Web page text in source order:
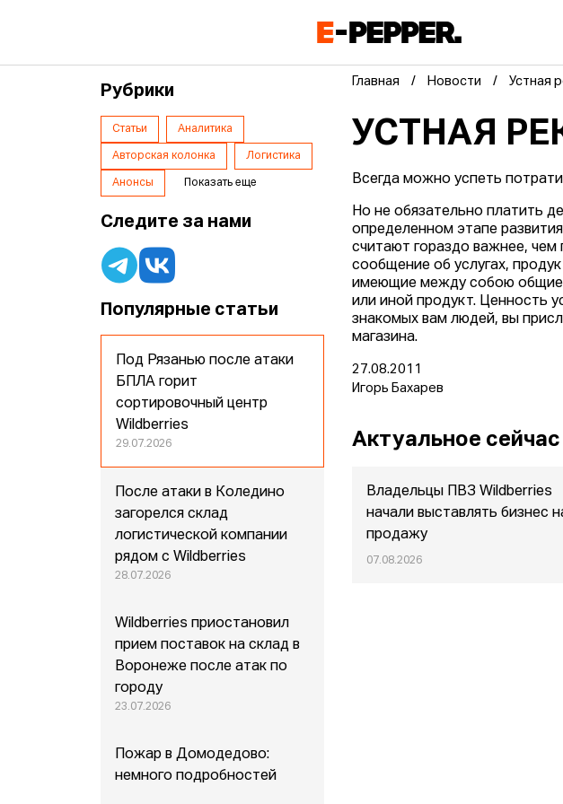
Главная Новости Устная
УСТНАЯ
Всегда можно успеть
Но не обязательно платить
определенном этапе
считают гораздо важнее, чем
сообщение об услугах,
имеющие между собою общие
или иной продукт. Ценность
знакомых вам людей, вы
магазина.
27.08.2011
Игорь Бахарев
Актуальное сейчас
Владельцы ПВЗ Wildberries
начали выставлять бизнес
продажу
07.08.2026
Рубрики
Статьи Аналитика
Авторская колонка Логистика
Анонсы Показать еще
Следите за нами
Популярные статьи
Под Рязанью после атаки
БПЛА горит
сортировочный центр
Wildberries
29.07.2026
После атаки в Коледино
загорелся склад
логистической компании
рядом с Wildberries
28.07.2026
Wildberries приостановил
прием поставок на склад в
Воронеже после атак по
городу
23.07.2026
Пожар в Домодедово:
немного подробностей